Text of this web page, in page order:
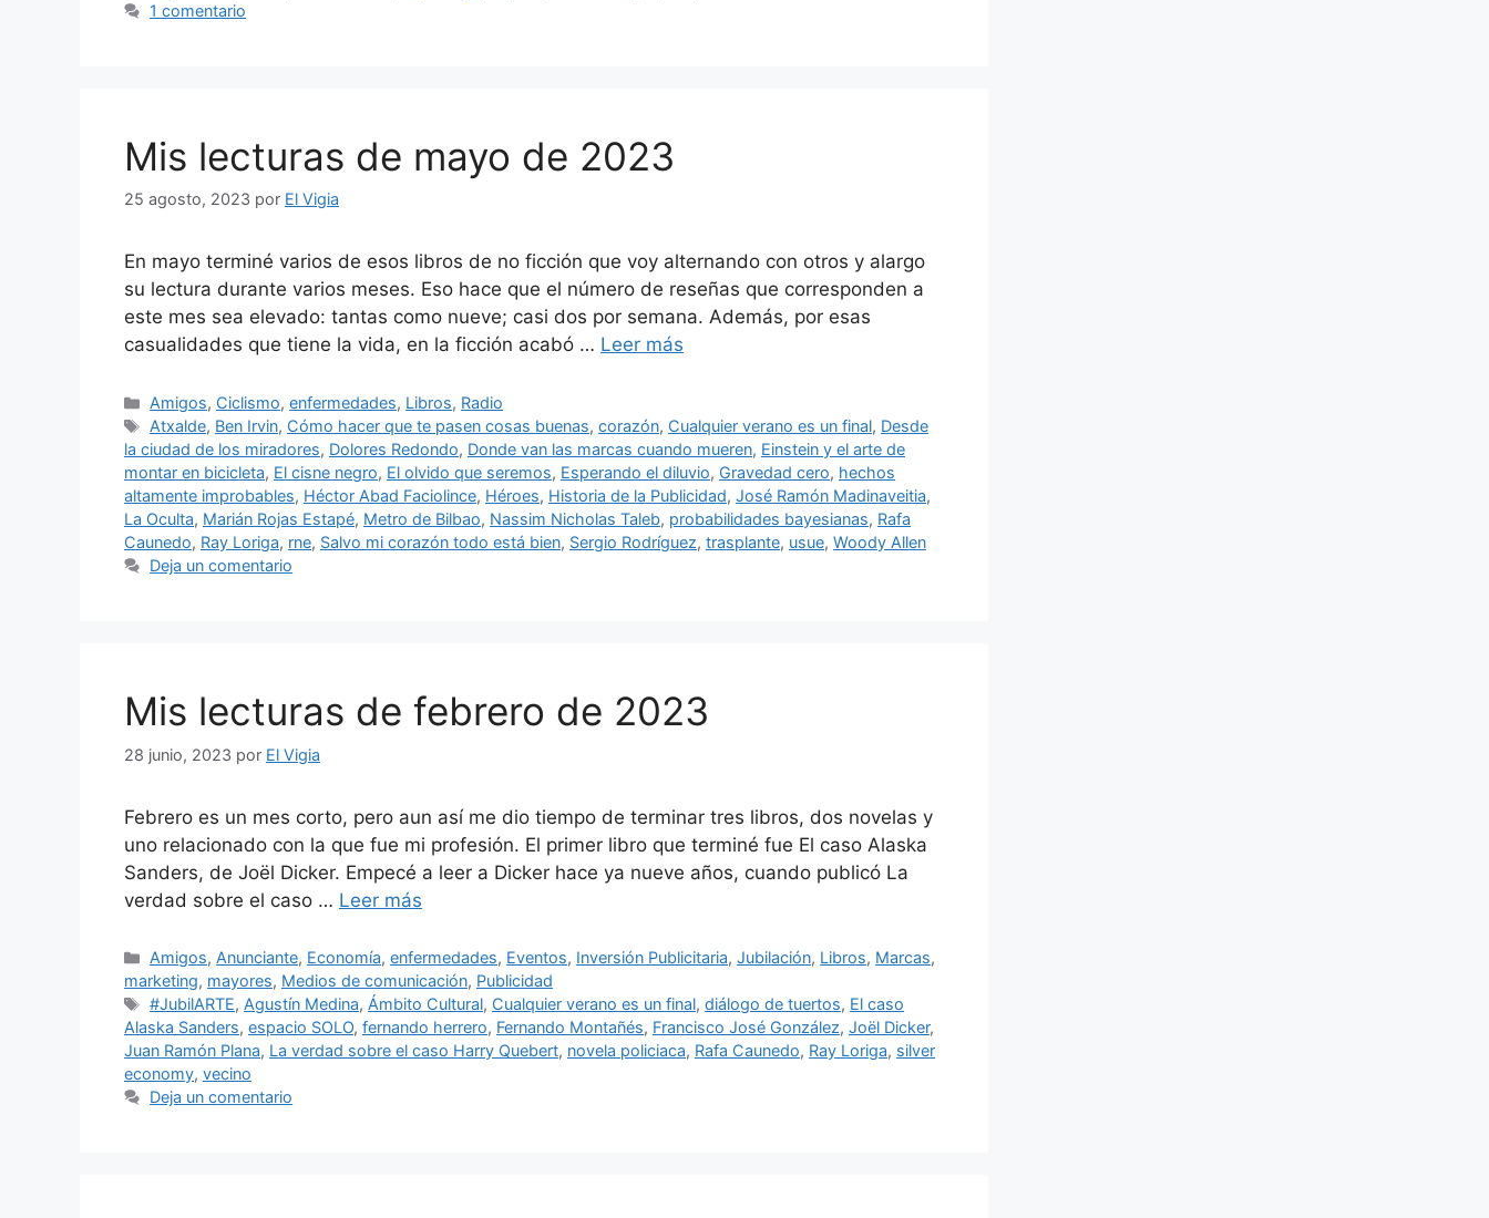
1 comentario
Mis lecturas de mayo de 2023
25 agosto, 2023 por El Vigia
En mayo terminé varios de esos libros de no ficción que voy alternando con otros y alargo
su lectura durante varios meses. Eso hace que el número de reseñas que corresponden a
este mes sea elevado: tantas como nueve; casi dos por semana. Además, por esas
casualidades que tiene la vida, en la ficción acabó … Leer más
Categorías
Amigos, Ciclismo,enfermedades, Libros, Radio
Etiquetas
Atxalde, Ben Irvin, Cómo hacer que te pasen cosas buenas,corazón, Cualquier verano es un final, Desde
la ciudad de los miradores, Dolores Redondo, Donde van las marcas cuando mueren, Einstein y el arte de
montar en bicicleta, El cisne negro, El olvido que seremos, Esperando el diluvio, Gravedad cero, hechos
altamente improbables, Héctor Abad Faciolince, Héroes, Historia de la Publicidad, José Ramón Madinaveitia,
La Oculta, Marián Rojas Estapé, Metro de Bilbao, Nassim Nicholas Taleb, probabilidades bayesianas, Rafa
Caunedo, Ray Loriga, rne, Salvo mi corazón todo está bien, Sergio Rodríguez, trasplante, usue, Woody Allen
Deja un comentario
Mis lecturas de febrero de 2023
28 junio, 2023 por El Vigia
Febrero es un mes corto, pero aun así me dio tiempo de terminar tres libros, dos novelas y
uno relacionado con la que fue mi profesión. El primer libro que terminé fue El caso Alaska
Sanders, de Joël Dicker. Empecé a leer a Dicker hace ya nueve años, cuando publicó La
verdad sobre el caso … Leer más
Categorías
Amigos,Anunciante, Economía,enfermedades, Eventos, Inversión Publicitaria,Jubilación, Libros, Marcas,
marketing, mayores, Medios de comunicación, Publicidad
Etiquetas
#JubilARTE,Agustín Medina,Ámbito Cultural, Cualquier verano es un final,diálogo de tuertos, El caso
Alaska Sanders, espacio SOLO, fernando herrero, Fernando Montañés, Francisco José González, Joël Dicker,
Juan Ramón Plana, La verdad sobre el caso Harry Quebert, novela policiaca, Rafa Caunedo, Ray Loriga, silver
economy, vecino
Deja un comentario